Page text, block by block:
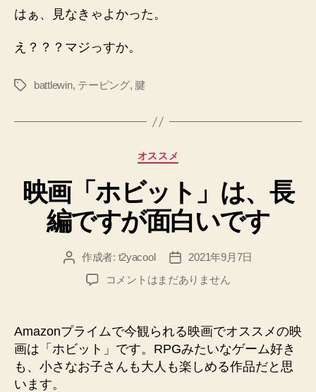
はぁ、見なきゃよかった。
え？？？マジっすか。
タ
battlewin, テーピング, 腱
カ
ゴ
リ
ー
オススメ
映画「ホビット」は、長
編ですが面白いです
投 作成者: t2yacool
投
稿
日
2021年9月7日
映
ビ
ト」
は、
コメントはまだありません
Amazonプライムで今観られる映画でオススメの映
画は「ホビット」です。RPGみたいなゲーム好き
も、小さなお子さんも大人も楽しめる作品だと思
います。